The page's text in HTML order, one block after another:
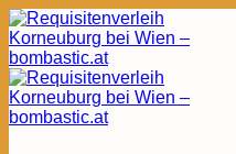
Zum
Inhalt
springen